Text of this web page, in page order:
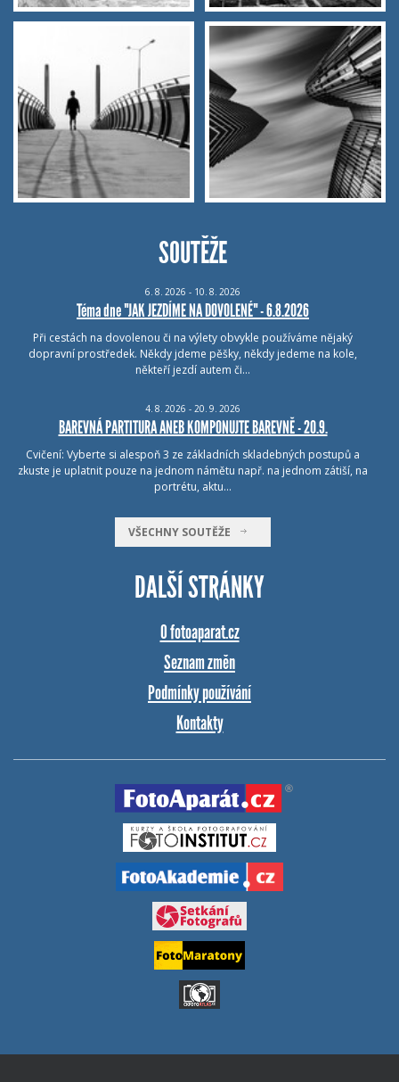
SOUTĚŽE
6. 8. 2026 - 10. 8. 2026
Téma dne "JAK JEZDÍME NA DOVOLENÉ" - 6.8.2026
Při cestách na dovolenou či na výlety obvykle používáme nějaký
dopravní prostředek. Někdy jdeme pěšky, někdy jedeme na kole,
někteří jezdí autem či…
4. 8. 2026 - 20. 9. 2026
BAREVNÁ PARTITURA ANEB KOMPONUJTE BAREVNĚ - 20.9.
Cvičení: Vyberte si alespoň 3 ze základních skladebných postupů a
zkuste je uplatnit pouze na jednom námětu např. na jednom zátiší, na
portrétu, aktu…
VŠECHNY SOUTĚŽE
DALŠÍ STRÁNKY
O fotoaparat.cz
Seznam změn
Podmínky používání
Kontakty